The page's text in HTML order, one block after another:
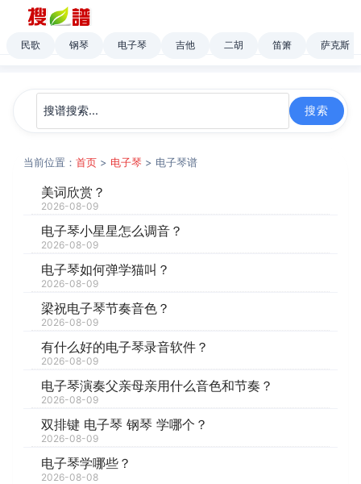
民歌 钢琴 电子琴 吉他 二胡 笛箫 萨克斯
当前位置：首页 > 电子琴 > 电子琴谱
美词欣赏？
2026-08-09
电子琴小星星怎么调音？
2026-08-09
电子琴如何弹学猫叫？
2026-08-09
梁祝电子琴节奏音色？
2026-08-09
有什么好的电子琴录音软件？
2026-08-09
电子琴演奏父亲母亲用什么音色和节奏？
2026-08-09
双排键 电子琴 钢琴 学哪个？
2026-08-09
电子琴学哪些？
2026-08-08